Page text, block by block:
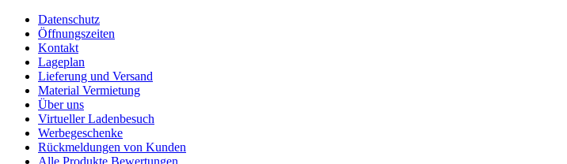
Datenschutz
Öffnungszeiten
Kontakt
Lageplan
Lieferung und Versand
Material Vermietung
Über uns
Virtueller Ladenbesuch
Werbegeschenke
Rückmeldungen von Kunden
Alle Produkte Bewertungen